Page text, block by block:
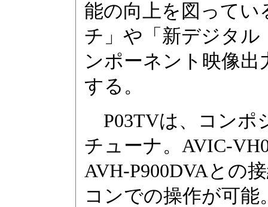
能の向上を図ってい
チ」や「新デジタ
ンポーネント映像
する。
P03TVは、コンポ
チューナ。AVIC-
AVH-P900DVAとの
コンでの操作が可